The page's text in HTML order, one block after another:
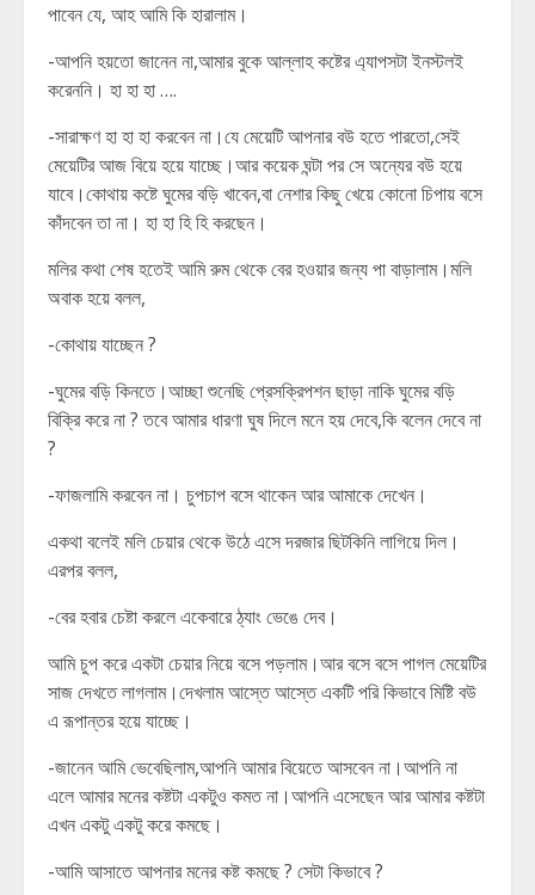
পাবেন যে, আহ আমি কি হারালাম।
-আপনি হয়তো জানেন না,আমার বুকে আল্লাহ কষ্টের এ্যাপসটা ইনস্টলই
করেননি। হা হা হা ….
-সারাক্ষণ হা হা হা করবেন না।যে মেয়েটি আপনার বউ হতে পারতো,সেই
মেয়েটির আজ বিয়ে হয়ে যাচ্ছে।আর কয়েক ঘন্টা পর সে অন্যের বউ হয়ে
যাবে।কোথায় কষ্টে ঘুমের বড়ি খাবেন,বা নেশার কিছু খেয়ে কোনো চিপায় বসে
কাঁদবেন তা না। হা হা হি হি করছেন।
মলির কথা শেষ হতেই আমি রুম থেকে বের হওয়ার জন্য পা বাড়ালাম।মলি
অবাক হয়ে বলল,
-কোথায় যাচ্ছেন ?
-ঘুমের বড়ি কিনতে।আচ্ছা শুনেছি প্রেসক্রিপশন ছাড়া নাকি ঘুমের বড়ি
বিক্রি করে না ? তবে আমার ধারণা ঘুষ দিলে মনে হয় দেবে,কি বলেন দেবে না
?
-ফাজলামি করবেন না। চুপচাপ বসে থাকেন আর আমাকে দেখেন।
একথা বলেই মলি চেয়ার থেকে উঠে এসে দরজার ছিটকিনি লাগিয়ে দিল।
এরপর বলল,
-বের হবার চেষ্টা করলে একেবারে ঠ্যাং ভেঙে দেব।
আমি চুপ করে একটা চেয়ার নিয়ে বসে পড়লাম।আর বসে বসে পাগল মেয়েটির
সাজ দেখতে লাগলাম।দেখলাম আস্তে আস্তে একটি পরি কিভাবে মিষ্টি বউ
এ রূপান্তর হয়ে যাচ্ছে।
-জানেন আমি ভেবেছিলাম,আপনি আমার বিয়েতে আসবেন না।আপনি না
এলে আমার মনের কষ্টটা একটুও কমত না।আপনি এসেছেন আর আমার কষ্টটা
এখন একটু একটু করে কমছে।
-আমি আসাতে আপনার মনের কষ্ট কমছে ? সেটা কিভাবে ?